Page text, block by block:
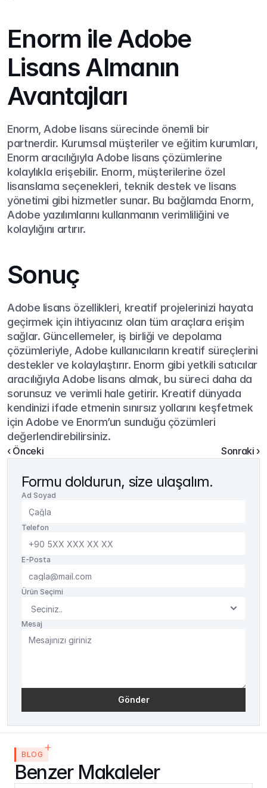
Enorm ile Adobe
Lisans Almanın
Avantajları
Enorm, Adobe lisans sürecinde önemli bir
partnerdir. Kurumsal müşteriler ve eğitim kurumları,
Enorm aracılığıyla Adobe lisans çözümlerine
kolaylıkla erişebilir. Enorm, müşterilerine özel
lisanslama seçenekleri, teknik destek ve lisans
yönetimi gibi hizmetler sunar. Bu bağlamda Enorm,
Adobe yazılımlarını kullanmanın verimliliğini ve
kolaylığını artırır.
Sonuç
Adobe lisans özellikleri, kreatif projelerinizi hayata
geçirmek için ihtiyacınız olan tüm araçlara erişim
sağlar. Güncellemeler, iş birliği ve depolama
çözümleriyle, Adobe kullanıcıların kreatif süreçlerini
destekler ve kolaylaştırır. Enorm gibi yetkili satıcılar
aracılığıyla Adobe lisans almak, bu süreci daha da
sorunsuz ve verimli hale getirir. Kreatif dünyada
kendinizi ifade etmenin sınırsız yollarını keşfetmek
için Adobe ve Enorm’un sunduğu çözümleri
değerlendirebilirsiniz.
‹ Önceki Sonraki ›
Formu doldurun, size ulaşalım.
Ad Soyad
Telefon
E-Posta
Ürün Seçimi
Mesaj
Gönder
BLOG
Benzer Makaleler